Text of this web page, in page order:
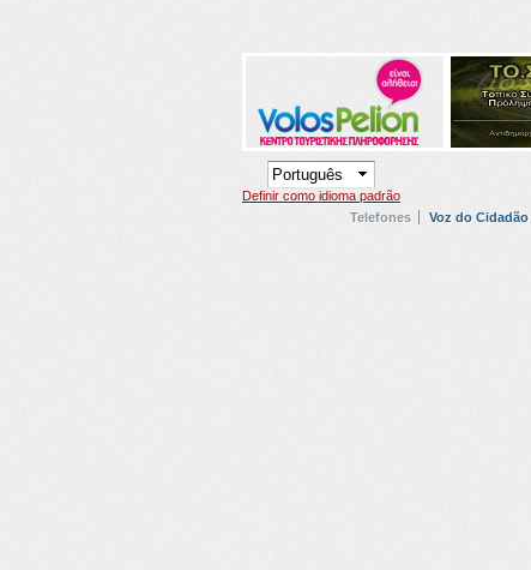
Definir como idioma padrão
Telefones
Voz do Cidadão